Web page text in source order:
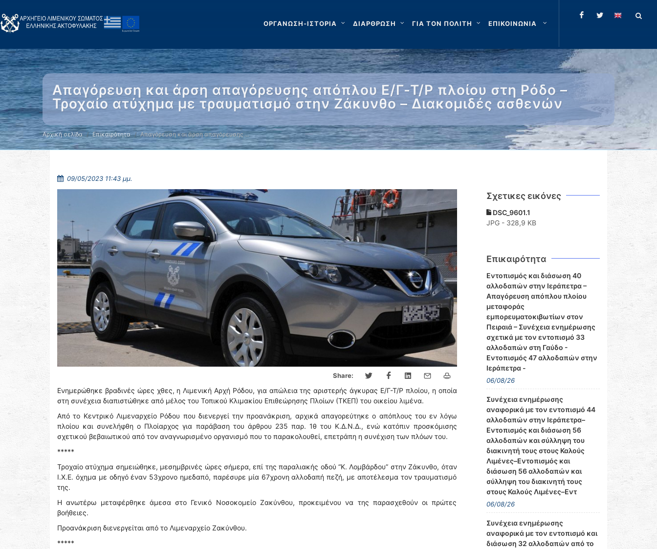
ΟΡΓΑΝΩΣΗ-ΙΣΤΟΡΙΑ ΔΙΑΡΘΡΩΣΗ ΓΙΑ ΤΟΝ ΠΟΛΙΤΗ ΕΠΙΚΟΙΝΩΝΙΑ
Απαγόρευση και άρση απαγόρευσης απόπλου Ε/Γ-Τ/Ρ πλοίου στη Ρόδο –
Τροχαίο ατύχημα με τραυματισμό στην Ζάκυνθο – Διακομιδές ασθενών
Αρχική σελίδα Επικαιρότητα Απαγόρευση και άρση απαγόρευσης …
09/05/2023 11:43 μμ.
Share:
Ενημερώθηκε βραδινές ώρες χθες, η Λιμενική Αρχή Ρόδου, για απώλεια της αριστερής άγκυρας Ε/Γ-Τ/Ρ πλοίου, η οποία
στη συνέχεια διαπιστώθηκε από μέλος του Τοπικού Κλιμακίου Επιθεώρησης Πλοίων (ΤΚΕΠ) του οικείου λιμένα.
Από το Κεντρικό Λιμεναρχείο Ρόδου που διενεργεί την προανάκριση, αρχικά απαγορεύτηκε ο απόπλους του εν λόγω
πλοίου και συνελήφθη ο Πλοίαρχος για παράβαση του άρθρου 235 παρ. 1θ του Κ.Δ.Ν.Δ., ενώ κατόπιν προσκόμισης
σχετικού βεβαιωτικού από τον αναγνωρισμένο οργανισμό που το παρακολουθεί, επετράπη η συνέχιση των πλόων του.
*****
Τροχαίο ατύχημα σημειώθηκε, μεσημβρινές ὠρες σήμερα, επί της παραλιακής οδού “Κ. Λομβάρδου” στην Ζάκυνθο, όταν
Ι.Χ.Ε. όχημα με οδηγό έναν 53χρονο ημεδαπό, παρέσυρε μία 67χρονη αλλοδαπή πεζή, με αποτέλεσμα τον τραυματισμό
της.
Η ανωτέρω μεταφέρθηκε άμεσα στο Γενικό Νοσοκομείο Ζακύνθου, προκειμένου να της παρασχεθούν οι πρώτες
βοήθειες.
Προανάκριση διενεργείται από το Λιμεναρχείο Ζακύνθου.
*****
Σχετικες εικόνες
DSC_9601.1
JPG - 328,9 KB
Επικαιρότητα
Εντοπισμός και διάσωση 40
αλλοδαπών στην Ιεράπετρα –
Απαγόρευση απόπλου πλοίου
μεταφοράς
εμπορευματοκιβωτίων στον
Πειραιά – Συνέχεια ενημέρωσης
σχετικά με τον εντοπισμό 33
αλλοδαπών στη Γαύδο -
Εντοπισμός 47 αλλοδαπών στην
Ιεράπετρα -
06/08/26
Συνέχεια ενημέρωσης
αναφορικά με τον εντοπισμό 44
αλλοδαπών στην Ιεράπετρα–
Εντοπισμός και διάσωση 56
αλλοδαπών και σύλληψη του
διακινητή τους στους Καλούς
Λιμένες–Εντοπισμός και
διάσωση 56 αλλοδαπών και
σύλληψη του διακινητή τους
στους Καλούς Λιμένες–Εντ
06/08/26
Συνέχεια ενημέρωσης
αναφορικά με τον εντοπισμό και
διάσωση 32 αλλοδαπών από το